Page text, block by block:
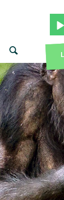
von Tyla ·